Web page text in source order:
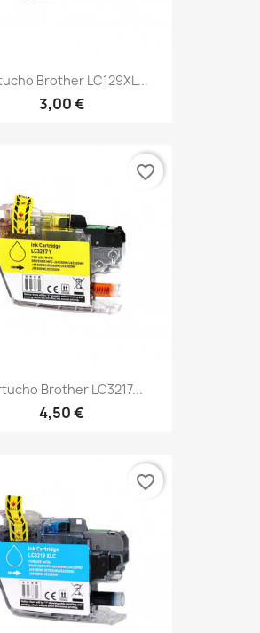
Brother LC129XL...
3,00 €
Brother LC3217...
4,50 €
favorite_border
favorite_border